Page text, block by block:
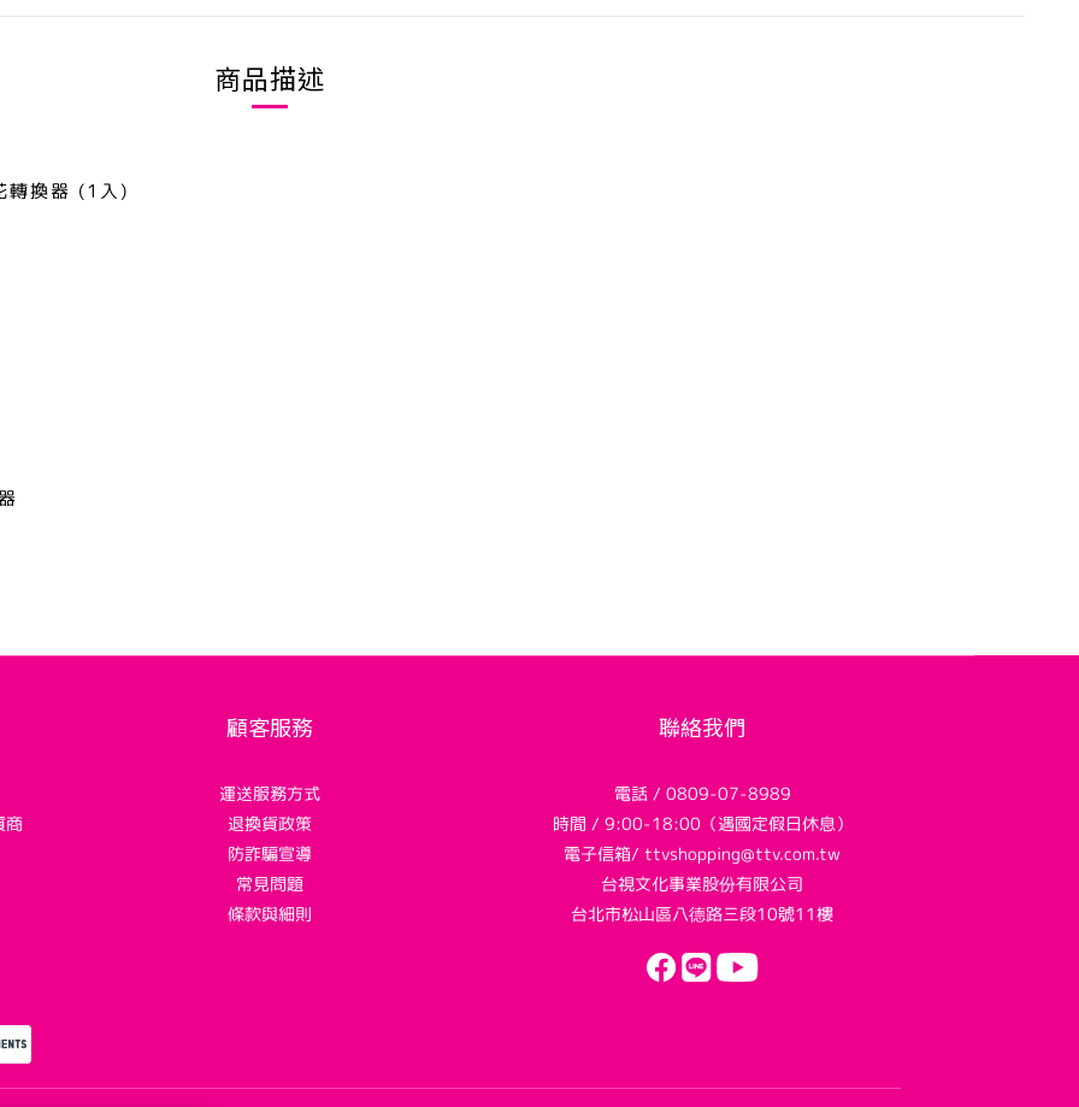
商品描述
轉換器 (1入)
商
顧客服務
運送服務方式
退換貨政策
防詐騙宣導
常見問題
條款與細則
聯絡我們
電話 / 0809-07-8989
時間 / 9:00-18:00（遇國定假日休息）
電子信箱/ ttvshopping@ttv.com.tw
台視文化事業股份有限公司
台北市松山區八德路三段10號11樓